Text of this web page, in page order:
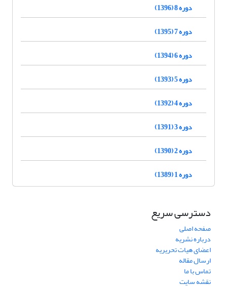
دوره 8 (1396)
دوره 7 (1395)
دوره 6 (1394)
دوره 5 (1393)
دوره 4 (1392)
دوره 3 (1391)
دوره 2 (1390)
دوره 1 (1389)
دسترسی سریع
صفحه اصلی
درباره نشریه
اعضای هیات تحریریه
ارسال مقاله
تماس با ما
نقشه سایت